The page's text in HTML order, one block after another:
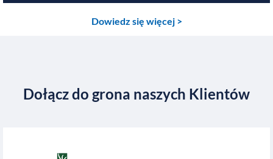
Dowiedz się więcej >
Dołącz do grona naszych Klientów